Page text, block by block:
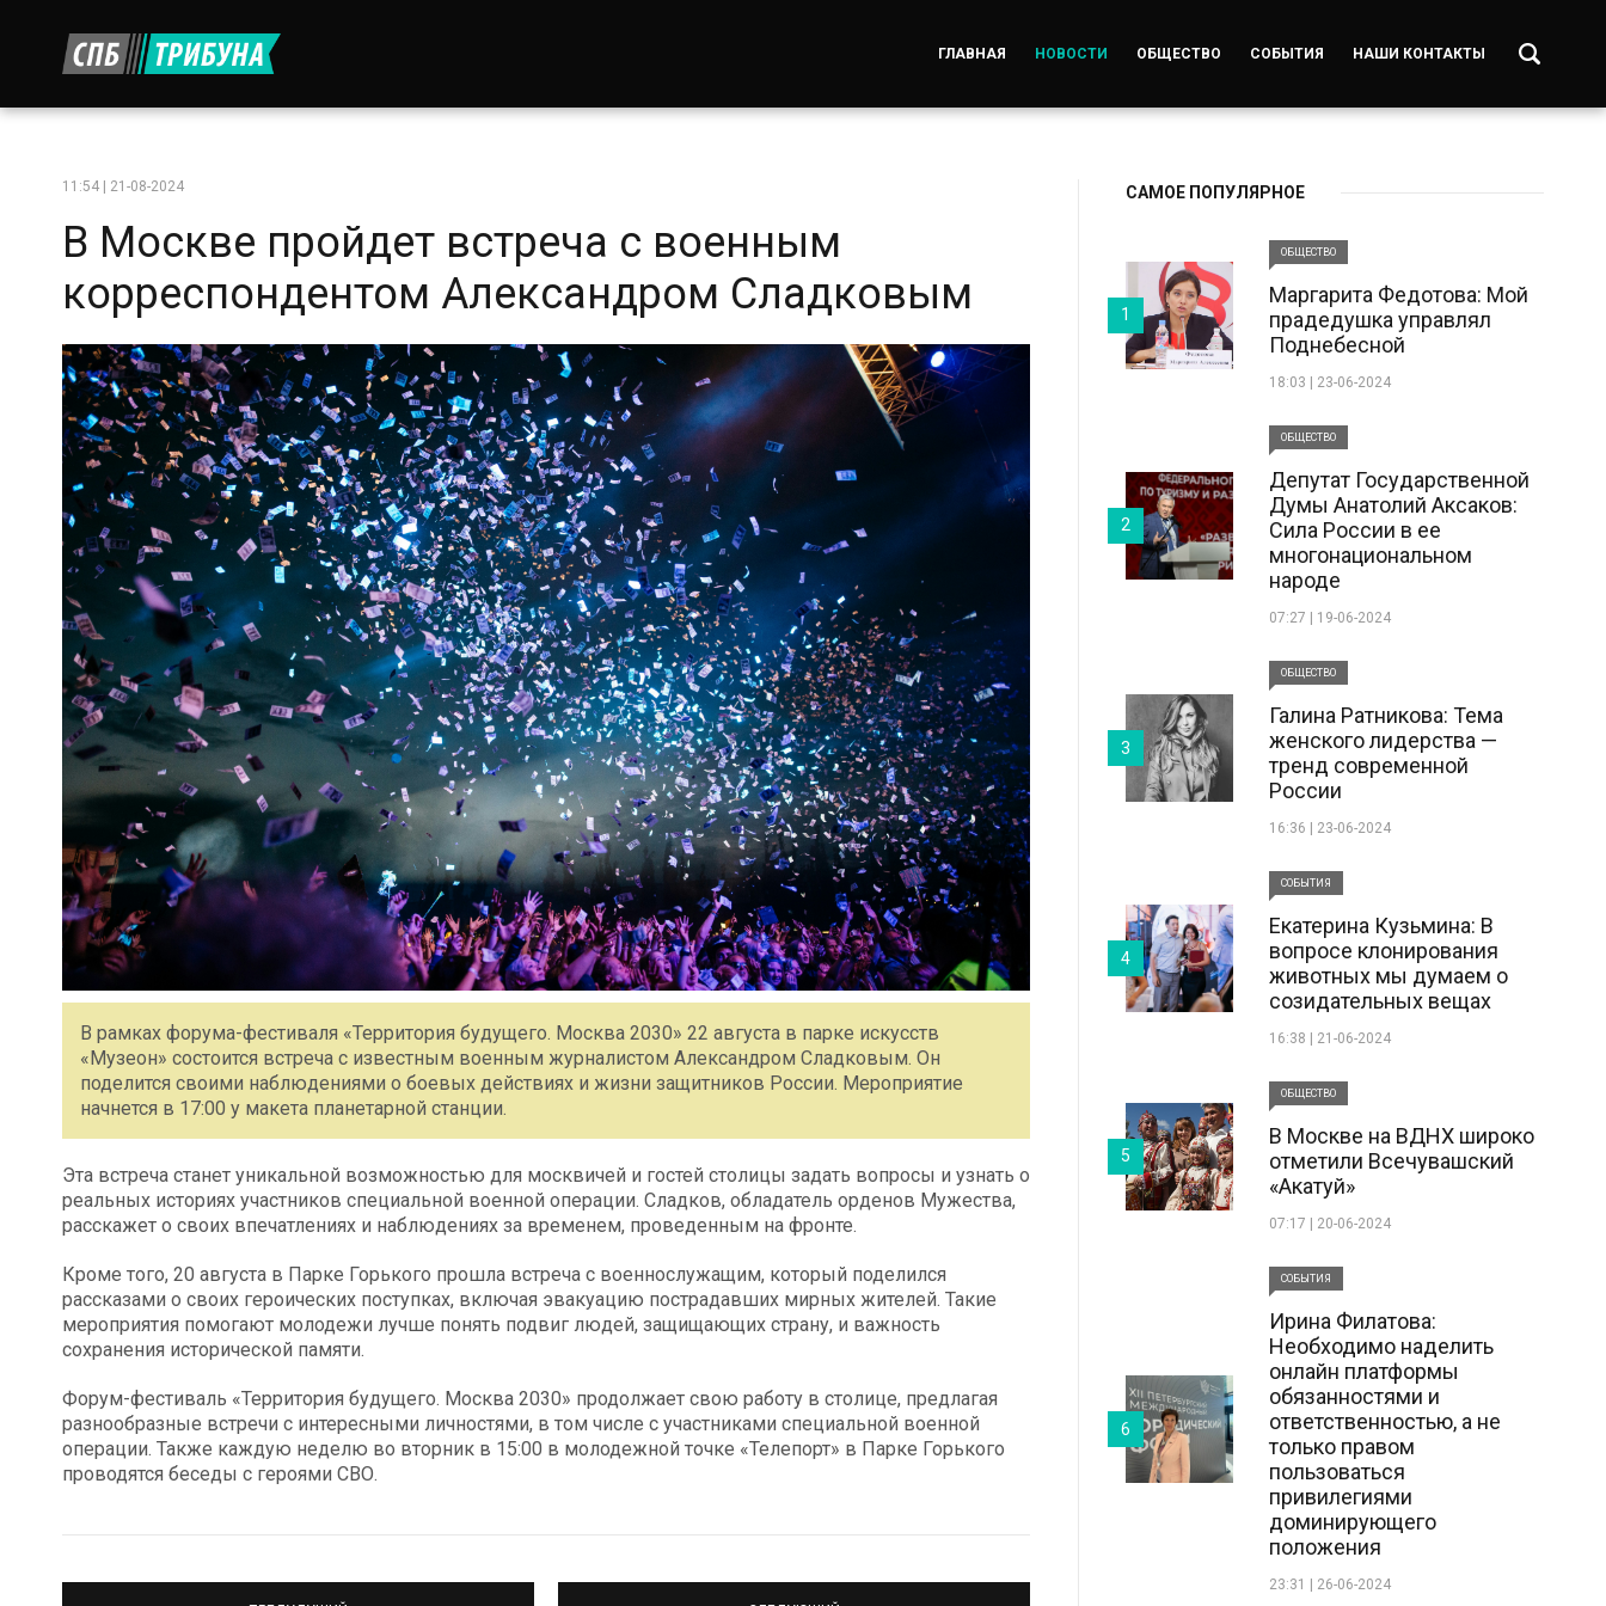
ГЛАВНАЯ НОВОСТИ ОБЩЕСТВО СОБЫТИЯ НАШИ КОНТАКТЫ
11:54 | 21-08-2024
В Москве пройдет встреча с военным
корреспондентом Александром Сладковым
В рамках форума-фестиваля «Территория будущего. Москва 2030» 22 августа в парке искусств
«Музеон» состоится встреча с известным военным журналистом Александром Сладковым. Он
поделится своими наблюдениями о боевых действиях и жизни защитников России. Мероприятие
начнется в 17:00 у макета планетарной станции.
Эта встреча станет уникальной возможностью для москвичей и гостей столицы задать вопросы и узнать о
реальных историях участников специальной военной операции. Сладков, обладатель орденов Мужества,
расскажет о своих впечатлениях и наблюдениях за временем, проведенным на фронте.
Кроме того, 20 августа в Парке Горького прошла встреча с военнослужащим, который поделился
рассказами о своих героических поступках, включая эвакуацию пострадавших мирных жителей. Такие
мероприятия помогают молодежи лучше понять подвиг людей, защищающих страну, и важность
сохранения исторической памяти.
Форум-фестиваль «Территория будущего. Москва 2030» продолжает свою работу в столице, предлагая
разнообразные встречи с интересными личностями, в том числе с участниками специальной военной
операции. Также каждую неделю во вторник в 15:00 в молодежной точке «Телепорт» в Парке Горького
проводятся беседы с героями СВО.
САМОЕ ПОПУЛЯРНОЕ
ОБЩЕСТВО
Маргарита Федотова: Мой
прадедушка управлял
Поднебесной
18:03 | 23-06-2024
1
ОБЩЕСТВО
Депутат Государственной
Думы Анатолий Аксаков:
Сила России в ее
многонациональном
народе
07:27 | 19-06-2024
2
ОБЩЕСТВО
Галина Ратникова: Тема
женского лидерства —
тренд современной
России
16:36 | 23-06-2024
3
СОБЫТИЯ
Екатерина Кузьмина: В
вопросе клонирования
животных мы думаем о
созидательных вещах
16:38 | 21-06-2024
4
ОБЩЕСТВО
В Москве на ВДНХ широко
отметили Всечувашский
«Акатуй»
07:17 | 20-06-2024
5
СОБЫТИЯ
Ирина Филатова:
Необходимо наделить
онлайн платформы
обязанностями и
ответственностью, а не
только правом
пользоваться
привилегиями
доминирующего
положения
23:31 | 26-06-2024
6